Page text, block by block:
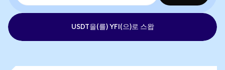
USDT을(를) YFI(으)로 스왑